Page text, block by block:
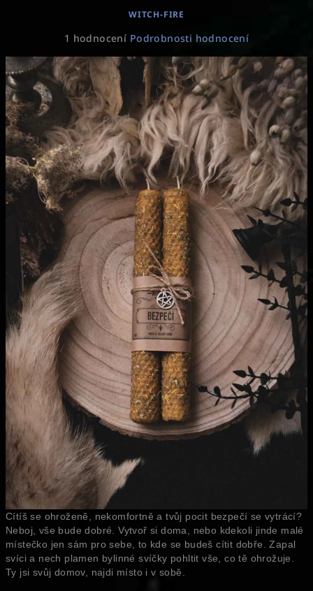
Cítíš se ohroženě, nekomfortně a tvůj pocit bezpečí se vytrácí?
Neboj, vše bude dobré. Vytvoř si doma, nebo kdekoli jinde malé
místečko jen sám pro sebe, to kde se budeš cítit dobře. Zapal
svíci a nech plamen bylinné svíčky pohltit vše, co tě ohrožuje.
Ty jsi svůj domov, najdi místo i v sobě.
WITCH-FIRE
Průměrné
produktu
je
5,0
5
hvězdiček.
1 hodnocení Podrobnosti hodnocení